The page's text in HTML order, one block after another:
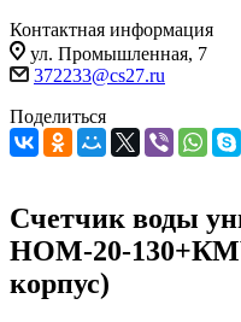
Контактная информация
ул. Промышленная, 7
372233@cs27.ru
Поделиться
Счетчик воды
НОМ-20-
корпус)